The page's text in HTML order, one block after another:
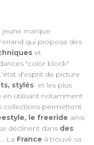
jeune marque
qui propose des
et
"color block"
d'esprit de picture
stylés et les plus
en utilisant notamment
collections permettent
le freeride ainsi
déclinent dans des
... La France à trouvé sa